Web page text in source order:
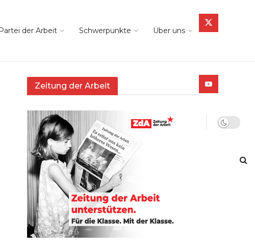
Partei der Arbeit Schwerpunkte Über uns
Zeitung der Arbeit